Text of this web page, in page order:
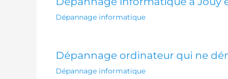
Dépannage informatique
Dépannage ordinateur qui ne
Dépannage informatique